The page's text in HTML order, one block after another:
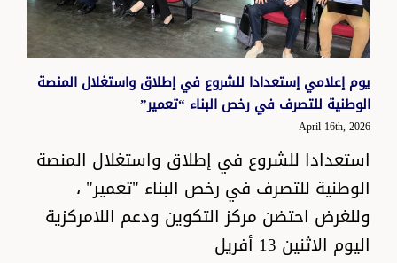
يوم إعلامي إستعدادا للشروع في إطلاق واستغلال المنصة
الوطنية للتصرف في رخص البناء “تعمير”
April 16th, 2026
استعدادا للشروع في إطلاق واستغلال المنصة
الوطنية للتصرف في رخص البناء "تعمير" ،
وللغرض احتضن مركز التكوين ودعم اللامركزية
اليوم الاثنين 13 أفريل